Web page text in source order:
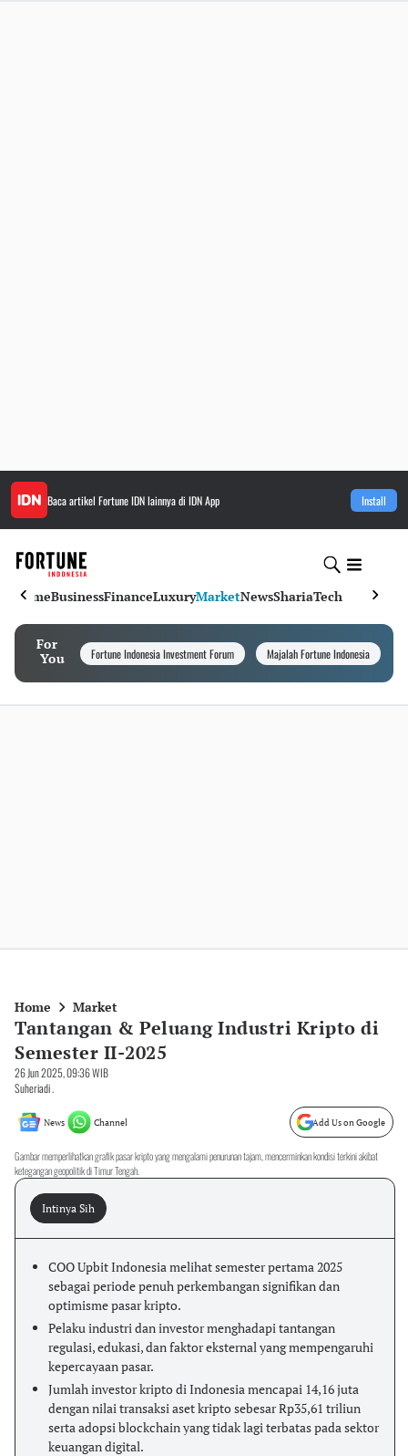
Baca artikel Fortune IDNlainnya di IDN App Install
HomeBusinessFinanceLuxuryMarketNewsShariaTech
For
You
Fortune Indonesia Investment Forum Majalah Fortune Indonesia
Home Market
Tantangan & Peluang Industri Kripto di
Semester II-2025
26 Jun 2025, 09:36 WIB
Suheriadi .
News Channel Add Us on Google
Gambar memperlihatkan grafik pasar kripto yang mengalami penurunan tajam, mencerminkan kondisi terkini akibat
ketegangan geopolitik di Timur Tengah.
Intinya Sih
COO Upbit Indonesia melihat semester pertama 2025
sebagai periode penuh perkembangan signifikan dan
optimisme pasar kripto.
Pelaku industri dan investor menghadapi tantangan
regulasi, edukasi, dan faktor eksternal yang mempengaruhi
kepercayaan pasar.
Jumlah investor kripto di Indonesia mencapai 14,16 juta
dengan nilai transaksi aset kripto sebesar Rp35,61 triliun
serta adopsi blockchain yang tidak lagi terbatas pada sektor
keuangan digital.